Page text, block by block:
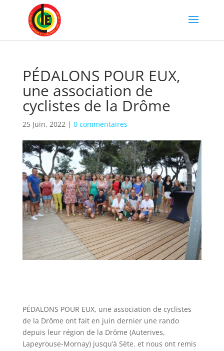
PÉDALONS POUR EUX,
une association de
cyclistes de la Drôme
25 Juin, 2022| 0 commentaires
PÉDALONS POUR EUX, une association de cyclistes
de la Drôme ont fait en juin dernier une rando
depuis leur région de la Drôme (Auterives,
Lapeyrouse-Mornay) jusqu’à Sète. et nous ont remis